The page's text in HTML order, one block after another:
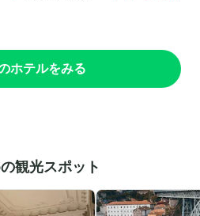
ホテルをみる
観光スポット